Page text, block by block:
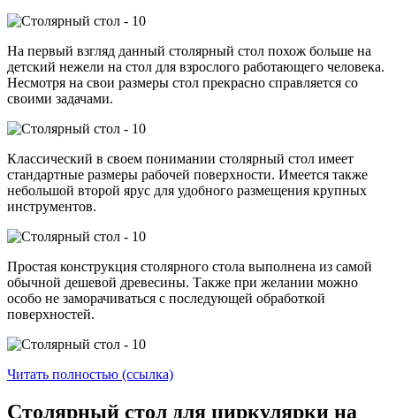
На первый взгляд данный столярный стол похож больше на
детский нежели на стол для взрослого работающего человека.
Несмотря на свои размеры стол прекрасно справляется со
своими задачами.
Классический в своем понимании столярный стол имеет
стандартные размеры рабочей поверхности. Имеется также
небольшой второй ярус для удобного размещения крупных
инструментов.
Простая конструкция столярного стола выполнена из самой
обычной дешевой древесины. Также при желании можно
особо не заморачиваться с последующей обработкой
поверхностей.
Читать полностью (ссылка)
Столярный стол для циркулярки на